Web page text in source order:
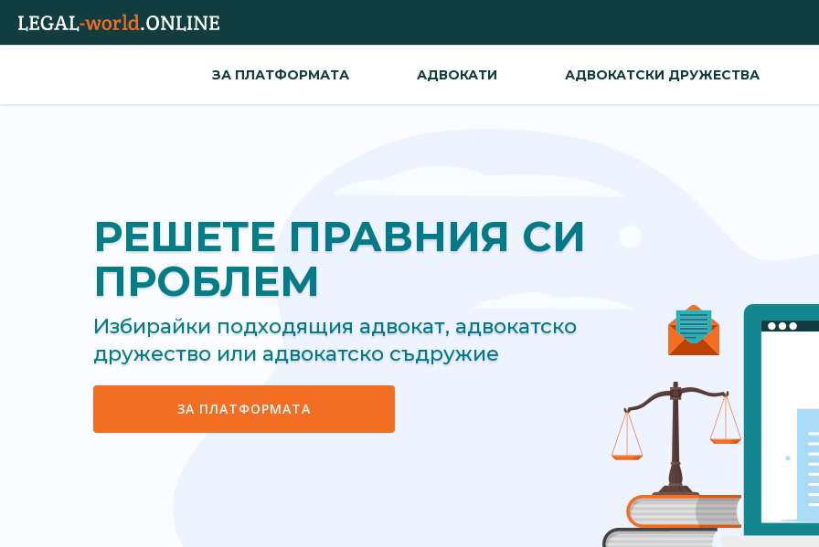
ЗА ПЛАТФОРМАТА АДВОКАТИ АДВОКАТСКИ ДРУЖЕСТВА
РЕШЕТЕ ПРАВНИЯ СИ
ПРОБЛЕМ
Избирайки подходящия адвокат, адвокатско
дружество или адвокатско съдружие
ЗА ПЛАТФОРМАТА